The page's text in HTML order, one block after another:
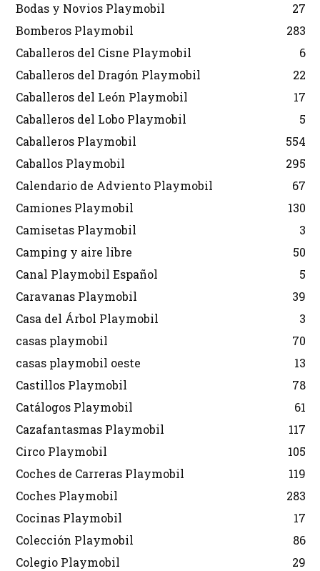
Bodas y Novios Playmobil
27
Bomberos Playmobil
283
Caballeros del Cisne Playmobil
6
Caballeros del Dragón Playmobil
22
Caballeros del León Playmobil
17
Caballeros del Lobo Playmobil
5
Caballeros Playmobil
554
Caballos Playmobil
295
Calendario de Adviento Playmobil
67
Camiones Playmobil
130
Camisetas Playmobil
3
Camping y aire libre
50
Canal Playmobil Español
5
Caravanas Playmobil
39
Casa del Árbol Playmobil
3
casas playmobil
70
casas playmobil oeste
13
Castillos Playmobil
78
Catálogos Playmobil
61
Cazafantasmas Playmobil
117
Circo Playmobil
105
Coches de Carreras Playmobil
119
Coches Playmobil
283
Cocinas Playmobil
17
Colección Playmobil
86
Colegio Playmobil
29